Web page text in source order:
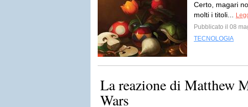
Certo, magari
molti i titoli...
Pubblicato il 08
TECNOLOGIA
La reazione di Matthew
Wars